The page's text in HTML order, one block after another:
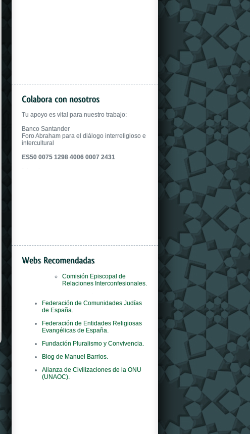
Tu apoyo es vital para nuestro trabajo:
Banco Santander
Foro Abraham para el diálogo interreligioso e
intercultural
ES50 0075 1298 4006 0007 2431
Comisión Episcopal de
Relaciones Interconfesionales.
del marchio ad adottare questo concept
innovativo.
Federación de Comunidades Judías
de España.
Federación de Entidades Religiosas
Evangélicas de España.
Fundación Pluralismo y Convivencia.
Blog de Manuel Barrios.
Alianza de Civilizaciones de la ONU
(UNAOC).